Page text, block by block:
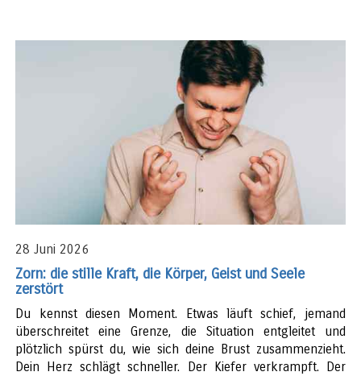
28 Juni 2026
Zorn: die stille Kraft, die Körper, Geist und Seele
zerstört
Du kennst diesen Moment. Etwas läuft schief, jemand
überschreitet eine Grenze, die Situation entgleitet und
plötzlich spürst du, wie sich deine Brust zusammenzieht.
Dein Herz schlägt schneller. Der Kiefer verkrampft. Der